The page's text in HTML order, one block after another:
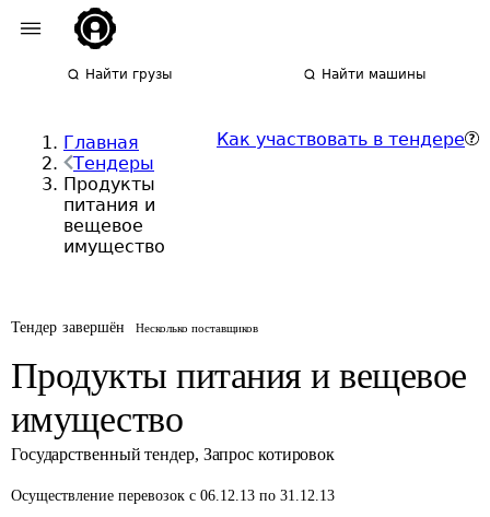
Найти грузы Найти машины
Главная
Тендеры
Продукты
питания и
вещевое
имущество
Как участвовать в тендере
Тендер завершён Несколько поставщиков
Продукты питания и вещевое
имущество
Государственный тендер, Запрос котировок
Осуществление перевозок с 06.12.13 по 31.12.13